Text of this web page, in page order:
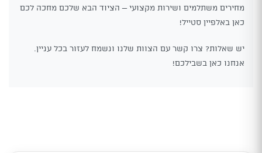
מחירים משתלמים ושירות מקצועי – הציוד הבא שלכם מחכה לכם
כאן באלפיין סטייל!
יש שאלות? צרו קשר עם הצוות שלנו ונשמח לעזור בכל עניין.
אנחנו כאן בשבילכם!